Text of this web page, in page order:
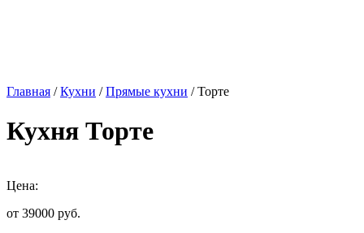
Главная /Кухни /Прямые кухни / Торте
Кухня Торте
Цена:
от 39000 руб.